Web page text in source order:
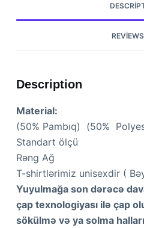
shirt
quantity
Description
Material:
(50% Pambıq) (50%
Standart ölçü
Rəng Ağ
T-shirtlərimiz unisexdir (
Yuyulmağa son dərəcə
çap texnologiyası ilə çap
sökülmə və ya solma